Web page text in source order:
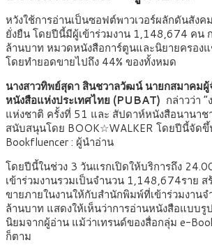
หวังใช้การอ่านเป็นซอฟต์พาวเวอร์ผลักดันสังค
ยั่งยืน โดยปีนี้มีผู้เข้าร่วมงาน 1,148,674 คน
ล้านบาท หมวดหนังสือการ์ตูนและนิยายครอง
โดยทำยอดขายไปถึง 44% ของทั้งหมด
นางสาวทิพย์สุดา สินชวาลวัฒน์ นายกสมาคม
หนังสือแห่งประเทศไทย (PUBAT) กล่าวว่า
แห่งชาติ ครั้งที่ 51 และ สัปดาห์หนังสือนานาช
สนับสนุนโดย BOOK☆WALKER โดยปีนี้จัด
Bookfluencer : ผู้นำอ่าน
โดยปีนี้ในช่วง 3 วันแรกเปิดให้บริการถึง
เข้าร่วมงานรวมเป็นจำนวน 1,148,674ราย ส
ขายภายในงานให้กับสำนักพิมพ์ที่เข้าร่วมงาน
ล้านบาท แสดงให้เห็นว่าการอ่านหนังสือแบบรู
นิยมจากผู้อ่าน แม้ว่าเทรนด์ของสื่อกลุ่ม e-
ก็ตาม